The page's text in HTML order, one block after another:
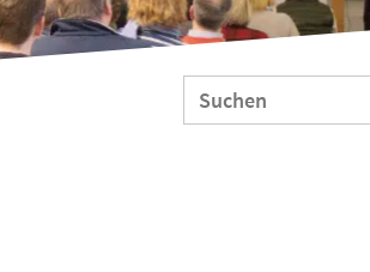
Webauftritt
durchsuchen